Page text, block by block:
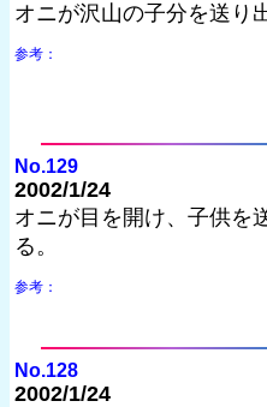
オニが沢山の子分を送り
参考：
No.129
2002/1/24
オニが目を開け、子供を
る。
参考：
No.128
2002/1/24